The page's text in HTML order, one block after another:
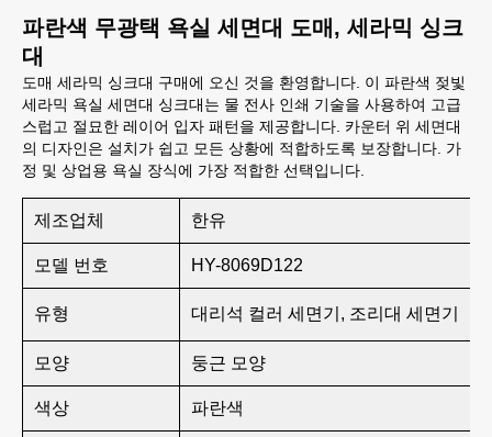
파란색 무광택 욕실 세면대 도매, 세라믹 싱크
대
도매 세라믹 싱크대 구매에 오신 것을 환영합니다. 이 파란색 젖빛
세라믹 욕실 세면대 싱크대는 물 전사 인쇄 기술을 사용하여 고급
스럽고 절묘한 레이어 입자 패턴을 제공합니다. 카운터 위 세면대
의 디자인은 설치가 쉽고 모든 상황에 적합하도록 보장합니다. 가
정 및 상업용 욕실 장식에 가장 적합한 선택입니다.
제조업체 한유
모델 번호 HY-8069D122
유형 대리석 컬러 세면기, 조리대 세면기
모양 둥근 모양
색상 파란색